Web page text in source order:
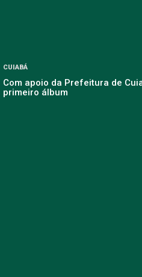
CUIABÁ
Com apoio da Prefeitura de
primeiro álbum